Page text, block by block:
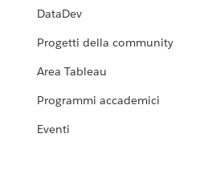
DataDev
Progetti della community
Area Tableau
Programmi accademici
Eventi